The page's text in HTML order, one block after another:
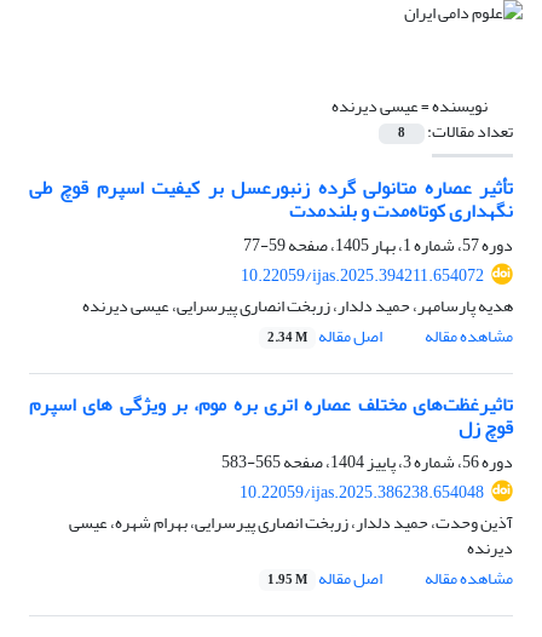
نویسنده =عیسی دیرنده
تعداد مقالات: 8
تأثیر عصاره متانولی گرده زنبورعسل بر کیفیت اسپرم قوچ طی
نگهداری کوتاه‌مدت و بلندمدت
دوره 57، شماره 1، بهار 1405، صفحه
59-77
10.22059/ijas.2025.394211.654072
هدیه پارسامهر، حمید دلدار، زربخت انصاری پیرسرایی، عیسی دیرنده
مشاهده مقاله
اصل مقاله 2.34 M
تاثیرغظت‌های مختلف عصاره اتری بره موم، بر ویژگی های اسپرم
قوچ زل
دوره 56، شماره 3، پاییز 1404، صفحه
565-583
10.22059/ijas.2025.386238.654048
آذین وحدت، حمید دلدار، زربخت انصاری پیرسرایی، بهرام شهره، عیسی
دیرنده
مشاهده مقاله
اصل مقاله 1.95 M